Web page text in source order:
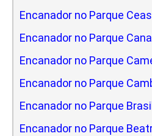
Encanador no Parque
Encanador no Parque
Encanador no Parque
Encanador no Parque
Encanador no Parque
Encanador no Parque